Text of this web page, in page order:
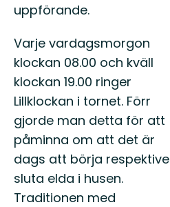
uppförande.
Varje vardagsmorgon
klockan 08.00 och kväll
klockan 19.00 ringer
Lillklockan i tornet. Förr
gjorde man detta för att
påminna om att det är
dags att börja respektive
sluta elda i husen.
Traditionen med